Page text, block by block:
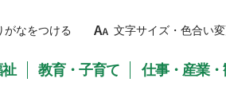
がなをつける 文字サイズ・色合い
祉 教育・子育て 仕事・産業・